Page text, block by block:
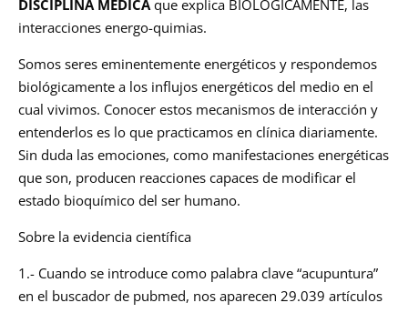
DISCIPLINA MEDICA que explica BIOLOGICAMENTE, las
interacciones energo-quimias.
Somos seres eminentemente energéticos y respondemos
biológicamente a los influjos energéticos del medio en el
cual vivimos. Conocer estos mecanismos de interacción y
entenderlos es lo que practicamos en clínica diariamente.
Sin duda las emociones, como manifestaciones energéticas
que son, producen reacciones capaces de modificar el
estado bioquímico del ser humano.
Sobre la evidencia científica
1.- Cuando se introduce como palabra clave “acupuntura”
en el buscador de pubmed, nos aparecen 29.039 artículos